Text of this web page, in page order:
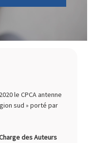
le CPCA antenne
sud » porté par
des Auteurs